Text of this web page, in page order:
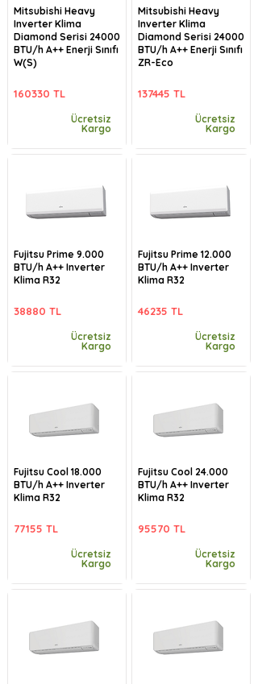
Mitsubishi Heavy
Inverter Klima
Diamond Serisi 24000
BTU/h A++ Enerji Sınıfı
W(S)
160330 TL
Ücretsiz
Kargo
Fujitsu Prime 9.000
BTU/h A++ Inverter
Klima R32
38880 TL
Ücretsiz
Kargo
Fujitsu Cool 18.000
BTU/h A++ Inverter
Klima R32
77155 TL
Ücretsiz
Kargo
Mitsubishi Heavy
Inverter Klima
Diamond Serisi 24000
BTU/h A++ Enerji Sınıfı
ZR-Eco
137445 TL
Ücretsiz
Kargo
Fujitsu Prime 12.000
BTU/h A++ Inverter
Klima R32
46235 TL
Ücretsiz
Kargo
Fujitsu Cool 24.000
BTU/h A++ Inverter
Klima R32
95570 TL
Ücretsiz
Kargo